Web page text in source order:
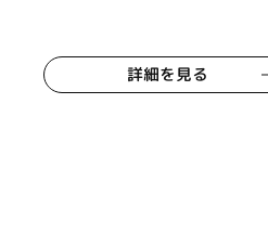
詳細を見る